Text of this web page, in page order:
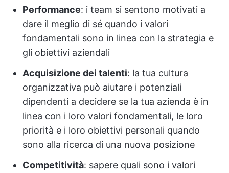
Performance: i team si sentono motivati a
dare il meglio di sé quando i valori
fondamentali sono in linea con la strategia e
gli obiettivi aziendali
Acquisizione dei talenti: la tua cultura
organizzativa può aiutare i potenziali
dipendenti a decidere se la tua azienda è in
linea con i loro valori fondamentali, le loro
priorità e i loro obiettivi personali quando
sono alla ricerca di una nuova posizione
Competitività: sapere quali sono i valori